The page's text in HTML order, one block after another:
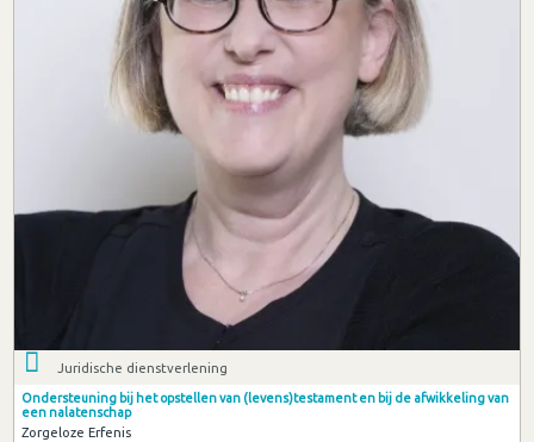
Juridische dienstverlening
Ondersteuning bij het opstellen van (levens)testament en bij de afwikkeling van
een nalatenschap
Zorgeloze Erfenis